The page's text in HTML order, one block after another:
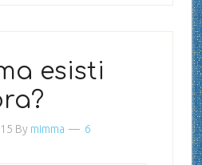
esisti
By mimma
6